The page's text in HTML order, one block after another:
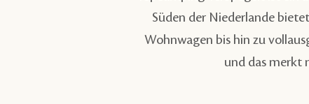
Süden der Niederlande
Wohnwagen bis hin zu
und das merkt